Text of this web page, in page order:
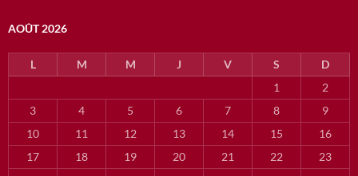
AOÛT 2026
L M M J V S
D
1
2
3
4 5 6 7 8
9
10
11 12 13 14 15
16
17
18 19 20 21 22
23